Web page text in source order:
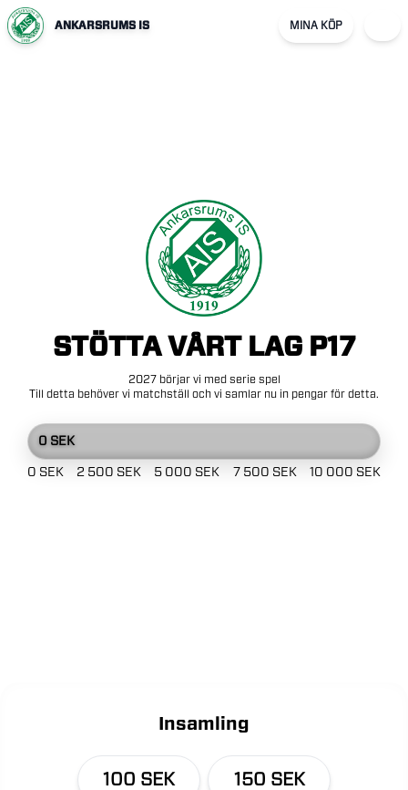
ANKARSRUMS IS MINA KÖP
STÖTTA VÅRT LAG P17
2027 börjar vi med serie spel
Till
detta behöver vi matchställ och vi samlar nu in pengar för detta.
0 SEK
0 SEK 2 500 SEK 5 000 SEK 7 500 SEK 10 000 SEK
Insamling
100 SEK 150 SEK